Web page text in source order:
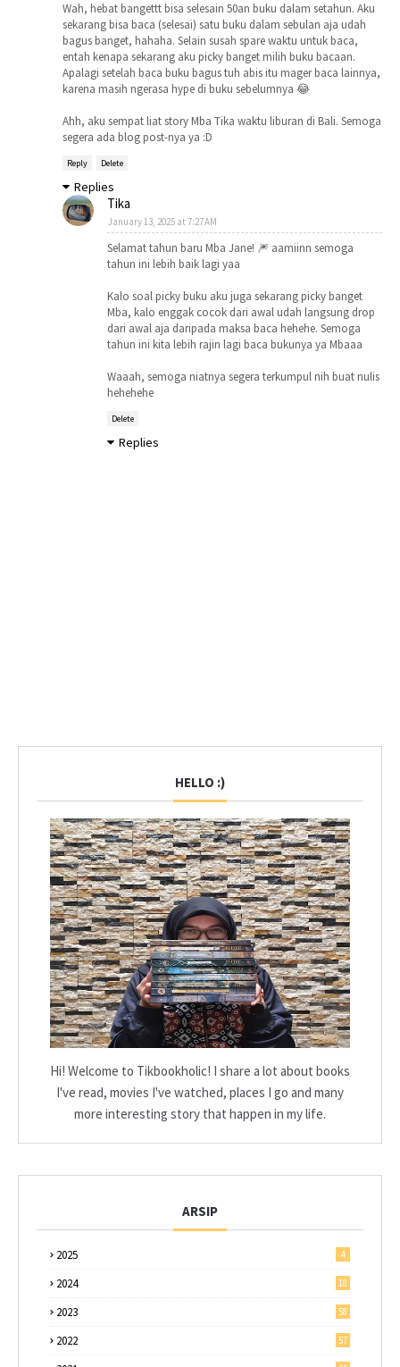
Wah, hebat bangettt bisa selesain 50an buku dalam setahun. Aku
sekarang bisa baca (selesai) satu buku dalam sebulan aja udah
bagus banget, hahaha. Selain susah spare waktu untuk baca,
entah kenapa sekarang aku picky banget milih buku bacaan.
Apalagi setelah baca buku bagus tuh abis itu mager baca lainnya,
karena masih ngerasa hype di buku sebelumnya 😂
Ahh, aku sempat liat story Mba Tika waktu liburan di Bali. Semoga
segera ada blog post-nya ya :D
Reply Delete
Replies
Tika
January 13, 2025 at 7:27 AM
Selamat tahun baru Mba Jane! 🎆 aamiinn semoga
tahun ini lebih baik lagi yaa
Kalo soal picky buku aku juga sekarang picky banget
Mba, kalo enggak cocok dari awal udah langsung drop
dari awal aja daripada maksa baca hehehe. Semoga
tahun ini kita lebih rajin lagi baca bukunya ya Mbaaa
Waaah, semoga niatnya segera terkumpul nih buat nulis
hehehehe
Delete
Replies
HELLO :)
Hi! Welcome to Tikbookholic! I share a lot about books
I've read, movies I've watched, places I go and many
more interesting story that happen in my life.
ARSIP
2025 4
2024 18
2023 58
2022 57